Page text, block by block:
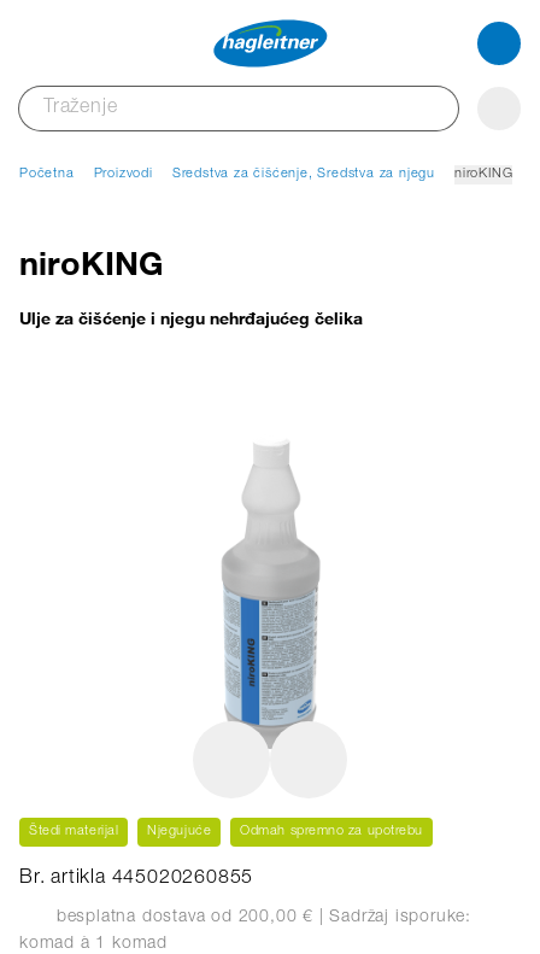
Početna Proizvodi Sredstva za čišćenje, Sredstva za njegu niroKING
niroKING
Ulje za čišćenje i njegu nehrđajućeg čelika
Štedi materijal Njegujuće Odmah spremno za upotrebu
Br. artikla 445020260855
besplatna dostava od 200,00 € | Sadržaj isporuke:
komad à 1 komad